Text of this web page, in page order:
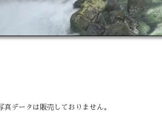
データは販売しておりま せん。